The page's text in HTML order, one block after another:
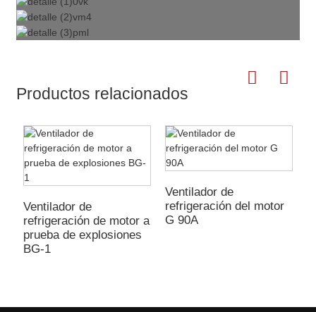
Productos relacionados
Ventilador de
refrigeración de motor a
prueba de explosiones
BG-1
Ventilador de
refrigeración del motor
G 90A